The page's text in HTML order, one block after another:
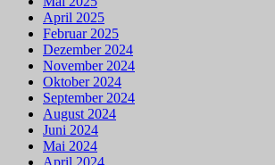
April 2025
Februar 2025
Dezember 2024
November 2024
Oktober 2024
September 2024
August 2024
Juni 2024
Mai 2024
April 2024